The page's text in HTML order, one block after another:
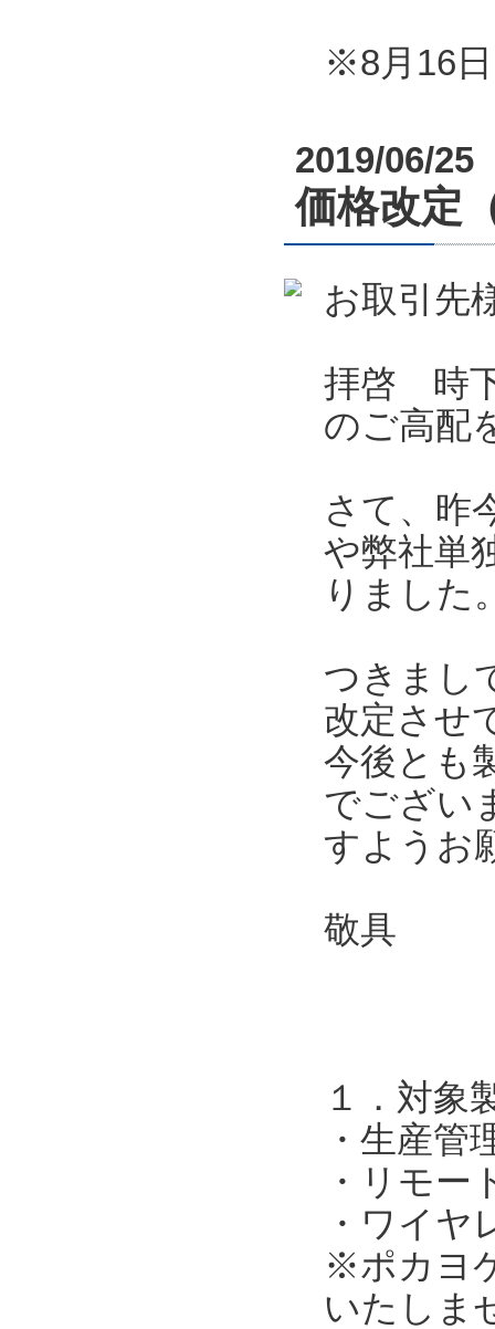
※8月16
2019/06/25
価格改定
お取引先
拝啓 時
のご高配
さて、昨
や弊社単
りました
つきまし
改定させ
今後とも
でござい
すようお
敬具
１．対象
・生産管
・リモー
・ワイヤ
※ポカヨ
いたしま